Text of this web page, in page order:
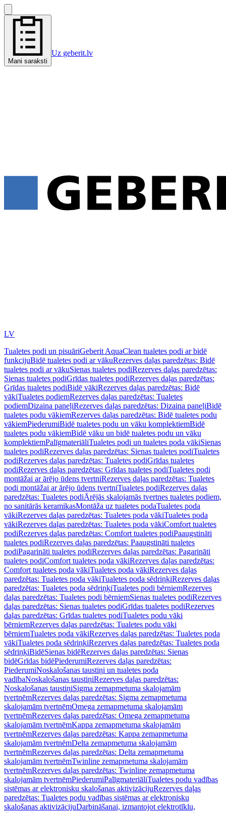
Mani saraksti
Uz geberit.lv
LV
Tualetes podi un pisuāriGeberit AquaClean tualetes podi ar bidē
funkcijuBidē tualetes podi ar vākuRezerves daļas paredzētas: Bidē
tualetes podi ar vākuSienas tualetes podiRezerves daļas paredzētas:
Sienas tualetes podiGrīdas tualetes podiRezerves daļas paredzētas:
Grīdas tualetes podiBidē vākiRezerves daļas paredzētas: Bidē
vākiTualetes podiemRezerves daļas paredzētas: Tualetes
podiemDizaina paneļiRezerves daļas paredzētas: Dizaina paneļiBidē
tualetes podu vākiemRezerves daļas paredzētas: Bidē tualetes podu
vākiemPiederumiBidē tualetes podu un vāku komplektiemBidē
tualetes podu vākiemBidē vāku un bidē tualetes podu un vāku
komplektiemPalīgmateriāliTualetes podi un tualetes poda vākiSienas
tualetes podiRezerves daļas paredzētas: Sienas tualetes podiTualetes
podiRezerves daļas paredzētas: Tualetes podiGrīdas tualetes
podiRezerves daļas paredzētas: Grīdas tualetes podiTualetes podi
montāžai ar ārējo ūdens tvertniRezerves daļas paredzētas: Tualetes
podi montāžai ar ārējo ūdens tvertniTualetes podiRezerves daļas
paredzētas: Tualetes podiĀrējās skalojamās tvertnes tualetes podiem,
no sanitārās keramikasMontāža uz tualetes podaTualetes poda
vākiRezerves daļas paredzētas: Tualetes poda vākiTualetes poda
vākiRezerves daļas paredzētas: Tualetes poda vākiComfort tualetes
podiRezerves daļas paredzētas: Comfort tualetes podiPaaugstināti
tualetes podiRezerves daļas paredzētas: Paaugstināti tualetes
podiPagarināti tualetes podiRezerves daļas paredzētas: Pagarināti
tualetes podiComfort tualetes poda vākiRezerves daļas paredzētas:
Comfort tualetes poda vākiTualetes poda vākiRezerves daļas
paredzētas: Tualetes poda vākiTualetes poda sēdriņķiRezerves daļas
paredzētas: Tualetes poda sēdriņķiTualetes podi bērniemRezerves
daļas paredzētas: Tualetes podi bērniemSienas tualetes podiRezerves
daļas paredzētas: Sienas tualetes podiGrīdas tualetes podiRezerves
daļas paredzētas: Grīdas tualetes podiTualetes podu vāki
bērniemRezerves daļas paredzētas: Tualetes podu vāki
bērniemTualetes poda vākiRezerves daļas paredzētas: Tualetes poda
vākiTualetes poda sēdriņķiRezerves daļas paredzētas: Tualetes poda
sēdriņķiBidēSienas bidēRezerves daļas paredzētas: Sienas
bidēGrīdas bidēPiederumiRezerves daļas paredzētas:
PiederumiNoskalošanas taustiņi un tualetes poda
vadībaNoskalošanas taustiņiRezerves daļas paredzētas:
Noskalošanas taustiņiSigma zemapmetuma skalojamām
tvertnēmRezerves daļas paredzētas: Sigma zemapmetuma
skalojamām tvertnēmOmega zemapmetuma skalojamām
tvertnēmRezerves daļas paredzētas: Omega zemapmetuma
skalojamām tvertnēmKappa zemapmetuma skalojamām
tvertnēmRezerves daļas paredzētas: Kappa zemapmetuma
skalojamām tvertnēmDelta zemapmetuma skalojamām
tvertnēmRezerves daļas paredzētas: Delta zemapmetuma
skalojamām tvertnēmTwinline zemapmetuma skalojamām
tvertnēmRezerves daļas paredzētas: Twinline zemapmetuma
skalojamām tvertnēmPiederumiPalīgmateriāliTualetes podu vadības
sistēmas ar elektronisku skalošanas aktivizācijuRezerves daļas
paredzētas: Tualetes podu vadības sistēmas ar elektronisku
skalošanas aktivizācijuDarbināšanai, izmantojot elektrotīklu,